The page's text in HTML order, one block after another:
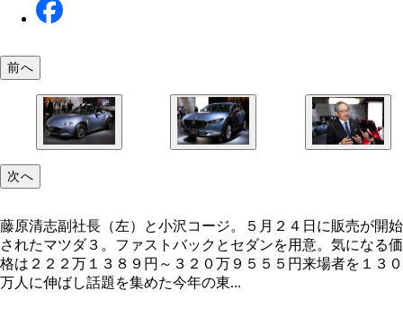
前へ
次へ
藤原清志副社長（左）と小沢コージ。５月２４日に販売が開始
されたマツダ３。ファストバックとセダンを用意。気になる価
格は２２２万１３８９円～３２０万９５５５円来場者を１３０
万人に伸ばし話題を集めた今年の東...